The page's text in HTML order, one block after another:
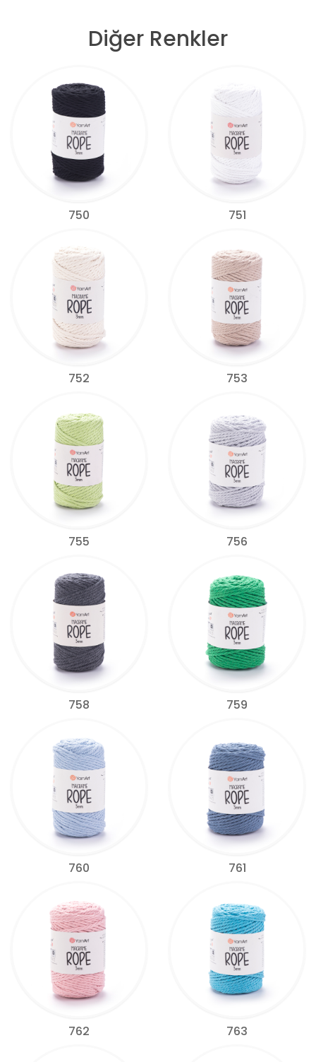
Diğer Renkler
750 751
752 753
755 756
758 759
760 761
762 763